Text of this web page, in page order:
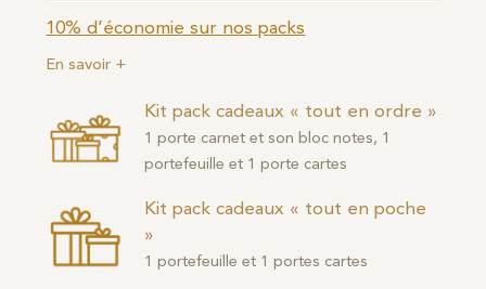
10% d’économie sur nos packs
En savoir +
Kit pack cadeaux « tout en ordre »
1 porte carnet et son bloc notes, 1
portefeuille et 1 porte cartes
Kit pack cadeaux « tout en poche
»
1 portefeuille et 1 portes cartes